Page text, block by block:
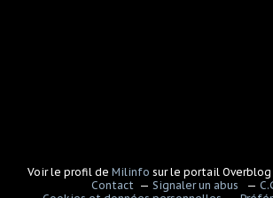
Voir le profil deMilinfo sur le portail Overblog
Contact
Signaler un abus